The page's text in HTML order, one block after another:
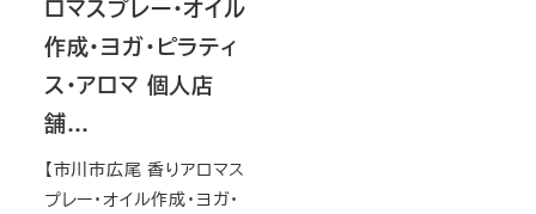
ロマスプレー・オイル
作成・ヨガ・ピラティ
ス・アロマ 個人店
舗…
【市川市広尾 香りアロマス
プレー・オイル作成・ヨガ・